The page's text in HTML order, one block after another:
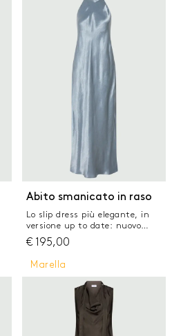
smanicata Arricciatura
all'altezza del seno e sui
fianchi Lunghezza ai fianchi
Abito smanicato in raso
Lo slip dress più elegante, in
versione up to date: nuovo
abito in raso leggero, con
superficie stropicciata per una
straordinaria matericità. Con
linea all'americana sullo scollo
che aggiunge una nota decisa.
Abito in raso leggero con
effetto stropicciato Fit regolare
Scollo all'americana con goccia
e bottone posteriori Linea
€ 195,00
Marella